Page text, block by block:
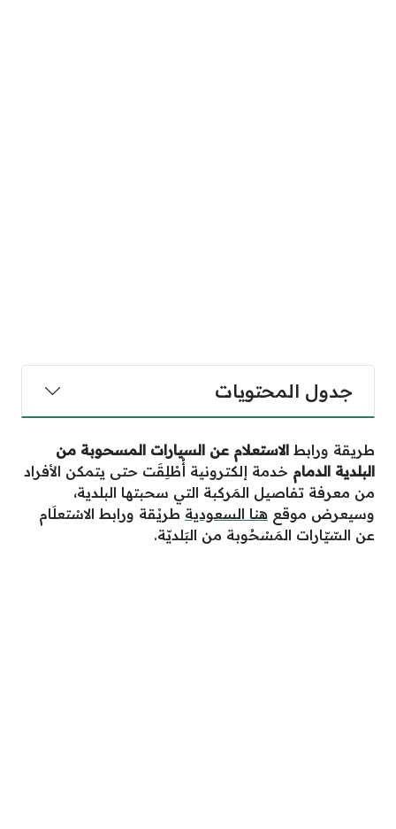
جدول المحتويات
طريقة ورابط الاستعلام عن السيارات المسحوبة من
البلدية الدمام خدمة إلكترونية أُطْلِقَت حتى يتمكن الأفراد
من معرفة تفاصيل المَركبة التي سحبتها البلدية،
وسيعرض موقع هنا السعودية طريْقة ورابط الاسْتعلَام
عن السّيّارات المَسْحُوبة من البَلديّة.